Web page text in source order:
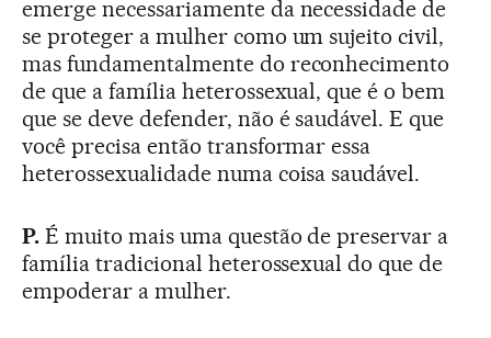
emerge necessariamente da necessidade de
se proteger a mulher como um sujeito civil,
mas fundamentalmente do reconhecimento
de que a família heterossexual, que é o bem
que se deve defender, não é saudável. E que
você precisa então transformar essa
heterossexualidade numa coisa saudável.
P.É muito mais uma questão de preservar a
família tradicional heterossexual do que de
empoderar a mulher.